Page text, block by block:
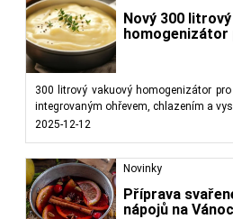
Nový 300
homogenizátor
300 litrový vakuový homogenizátor
integrovaným ohřevem, chlazením a
2025-12-12
Novinky
Příprava
nápojů na